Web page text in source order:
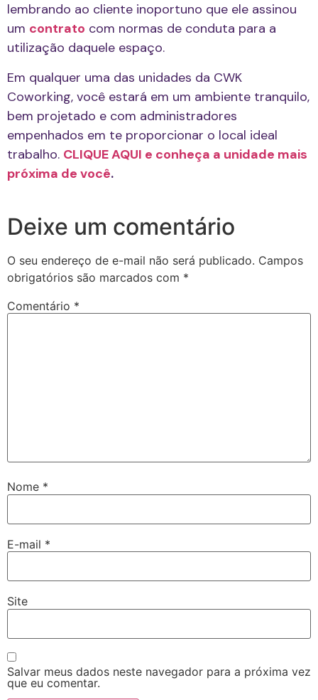
lembrando ao cliente inoportuno que ele assinou
um contrato com normas de conduta para a
utilização daquele espaço.
Em qualquer uma das unidades da CWK
Coworking, você estará em um ambiente tranquilo,
bem projetado e com administradores
empenhados em te proporcionar o local ideal
trabalho. CLIQUE AQUI e conheça a unidade mais
próxima de você.
Deixe um comentário
O seu endereço de e-mail não será publicado. Campos
obrigatórios são marcados com *
Comentário *
Nome *
E-mail *
Site
Salvar meus dados neste navegador para a próxima vez
que eu comentar.